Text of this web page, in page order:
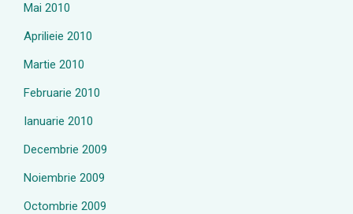
Mai 2010
Aprilieie 2010
Martie 2010
Februarie 2010
Ianuarie 2010
Decembrie 2009
Noiembrie 2009
Octombrie 2009